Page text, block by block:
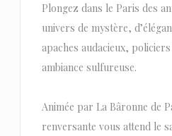
Plongez dans le Paris des
univers de mystère,
apaches audacieux,
ambiance sulfureuse.
Animée par La Bâronne de
renversante vous attend le